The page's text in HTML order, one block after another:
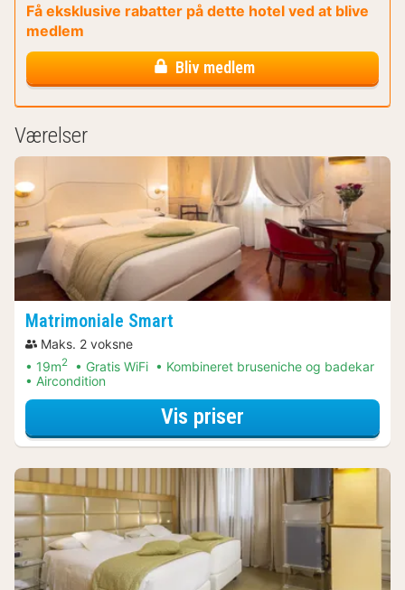
Få eksklusive rabatter på dette hotel ved at blive
medlem
Bliv medlem
Værelser
Matrimoniale Smart
Maks. 2 voksne
19m2 Gratis WiFi
Kombineret bruseniche og badekar
Aircondition
Vis priser